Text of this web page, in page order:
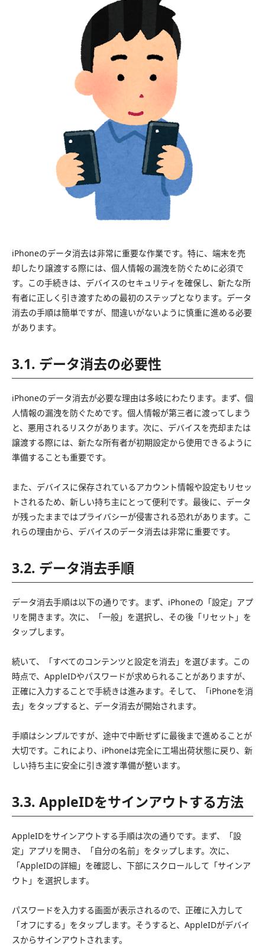
iPhoneのデータ消去は非常に重要な作業です。特に、端末を売
却したり譲渡する際には、個人情報の漏洩を防ぐために必須で
す。この手続きは、デバイスのセキュリティを確保し、新たな所
有者に正しく引き渡すための最初のステップとなります。データ
消去の手順は簡単ですが、間違いがないように慎重に進める必要
があります。
3.1. データ消去の必要性
iPhoneのデータ消去が必要な理由は多岐にわたります。まず、個
人情報の漏洩を防ぐためです。個人情報が第三者に渡ってしまう
と、悪用されるリスクがあります。次に、デバイスを売却または
譲渡する際には、新たな所有者が初期設定から使用できるように
準備することも重要です。
また、デバイスに保存されているアカウント情報や設定もリセッ
トされるため、新しい持ち主にとって便利です。最後に、データ
が残ったままではプライバシーが侵害される恐れがあります。こ
れらの理由から、デバイスのデータ消去は非常に重要です。
3.2. データ消去手順
データ消去手順は以下の通りです。まず、iPhoneの「設定」アプ
リを開きます。次に、「一般」を選択し、その後「リセット」を
タップします。
続いて、「すべてのコンテンツと設定を消去」を選びます。この
時点で、AppleIDやパスワードが求められることがありますが、
正確に入力することで手続きは進みます。そして、「iPhoneを消
去」をタップすると、データ消去が開始されます。
手順はシンプルですが、途中で中断せずに最後まで進めることが
大切です。これにより、iPhoneは完全に工場出荷状態に戻り、新
しい持ち主に安全に引き渡す準備が整います。
3.3. AppleIDをサインアウトする方法
AppleIDをサインアウトする手順は次の通りです。まず、「設
定」アプリを開き、「自分の名前」をタップします。次に、
「AppleIDの詳細」を確認し、下部にスクロールして「サインア
ウト」を選択します。
パスワードを入力する画面が表示されるので、正確に入力して
「オフにする」をタップします。そうすると、AppleIDがデバイ
スからサインアウトされます。